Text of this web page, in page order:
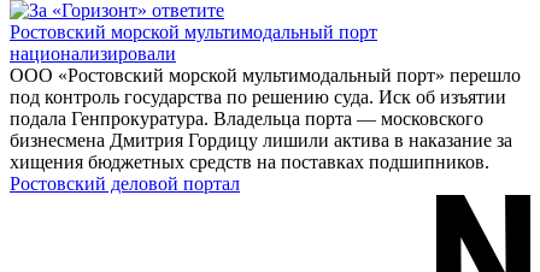
Ростовский морской мультимодальный порт
национализировали
ООО «Ростовский морской мультимодальный порт» перешло
под контроль государства по решению суда. Иск об изъятии
подала Генпрокуратура. Владельца порта — московского
бизнесмена Дмитрия Гордицу лишили актива в наказание за
хищения бюджетных средств на поставках подшипников.
Ростовский деловой портал